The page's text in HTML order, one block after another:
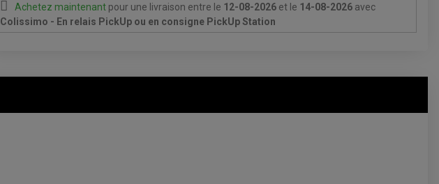
Achetez maintenant pour une livraison entre le 12-08-2026 et le 14-08-2026 avec
Colissimo - En relais PickUp ou en consigne PickUp Station